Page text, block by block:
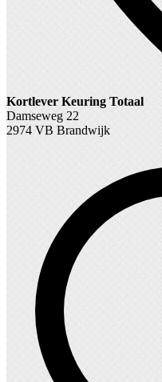
Kortlever Keuring Totaal
Damseweg 22
2974 VB Brandwijk